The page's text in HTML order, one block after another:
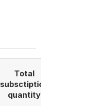
Total
subsctiption
quantity